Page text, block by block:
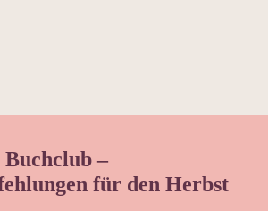
–
für den Herbst